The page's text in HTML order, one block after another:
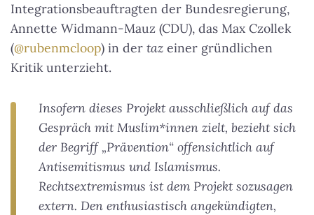
Integrationsbeauftragten der Bundesregierung,
Annette Widmann-Mauz (CDU), das Max Czollek
(@rubenmcloop) in der taz einer gründlichen
Kritik unterzieht.
Insofern dieses Projekt ausschließlich auf das
Gespräch mit Muslim*innen zielt, bezieht sich
der Begriff „Prävention“ offensichtlich auf
Antisemitismus und Islamismus.
Rechtsextremismus ist dem Projekt sozusagen
extern. Den enthusiastisch angekündigten,